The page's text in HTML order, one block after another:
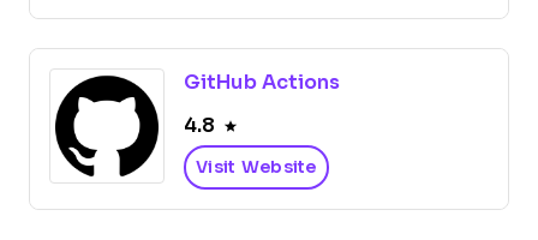
GitHub Actions
4.8
Visit Website